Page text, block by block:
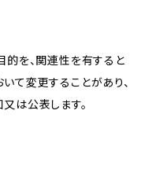
的を、関連性を有すると
て変更することがあり、
は公表します。